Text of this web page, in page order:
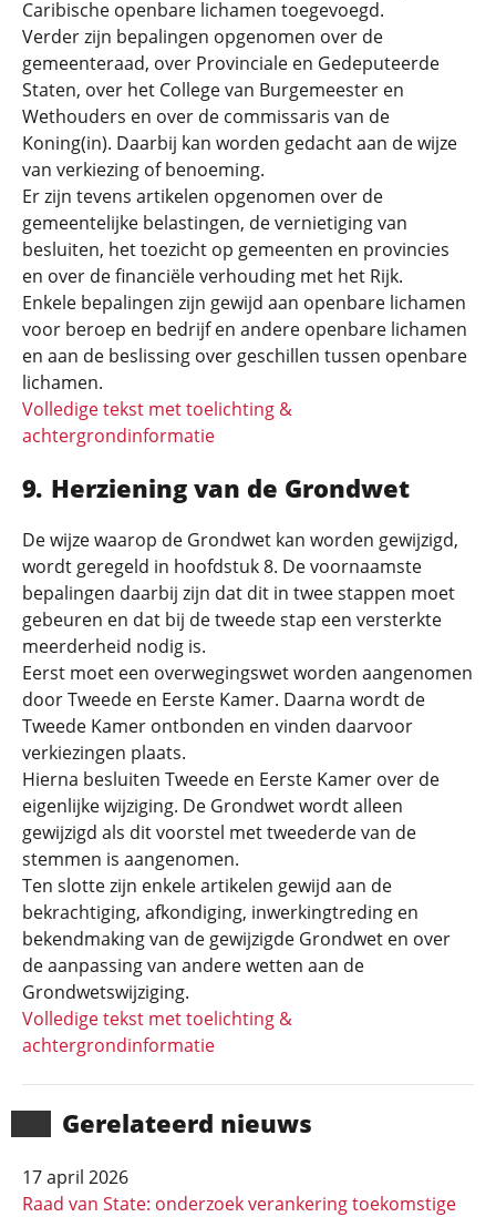
Gerela­teerd nieuws
17 april 2026
Raad van State: onderzoek verankering toekomstige
Caribische openbare lichamen toegevoegd.
Verder zijn bepalingen opgenomen over de
gemeenteraad, over Provinciale en Gedeputeerde
Staten, over het College van Burgemeester en
Wethouders en over de commissaris van de
Koning(in). Daarbij kan worden gedacht aan de wijze
van verkiezing of benoeming.
Er zijn tevens artikelen opgenomen over de
gemeentelijke belastingen, de vernietiging van
besluiten, het toezicht op gemeenten en provincies
en over de financiële verhouding met het Rijk.
Enkele bepalingen zijn gewijd aan openbare lichamen
voor beroep en bedrijf en andere openbare lichamen
en aan de beslissing over geschillen tussen openbare
lichamen.
Volledige tekst met toelichting &
achtergrondinformatie
Herziening van de Grondwet
De wijze waarop de Grondwet kan worden gewijzigd,
wordt geregeld in hoofdstuk 8. De voornaamste
bepalingen daarbij zijn dat dit in twee stappen moet
gebeuren en dat bij de tweede stap een versterkte
meerderheid nodig is.
Eerst moet een overwegingswet worden aangenomen
door Tweede en Eerste Kamer. Daarna wordt de
Tweede Kamer ontbonden en vinden daarvoor
verkiezingen plaats.
Hierna besluiten Tweede en Eerste Kamer over de
eigenlijke wijziging. De Grondwet wordt alleen
gewijzigd als dit voorstel met tweederde van de
stemmen is aangenomen.
Ten slotte zijn enkele artikelen gewijd aan de
bekrachtiging, afkondiging, inwerkingtreding en
bekendmaking van de gewijzigde Grondwet en over
de aanpassing van andere wetten aan de
Grondwetswijziging.
Volledige tekst met toelichting &
achtergrondinformatie